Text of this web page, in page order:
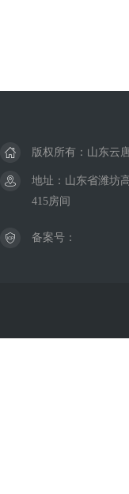
版权所有：山东云
地址：山东省潍坊
415房间
备案号：